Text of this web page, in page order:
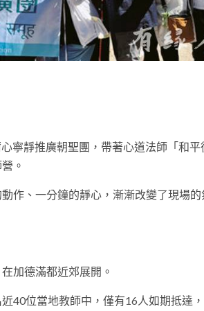
寧靜推廣朝聖團，帶著心道法師「和平
。
作、一分鐘的靜心，漸漸改變了現場
加德滿都近郊展開。
40位當地教師中，僅有16人如期抵達